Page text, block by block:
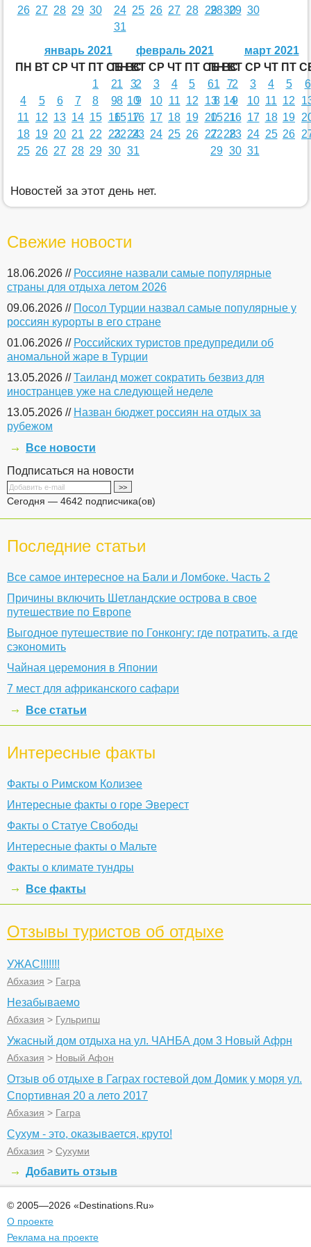
26 27 28 29 30
24 25 26 27 28 29 30
31
28 29 30
январь 2021
ПН ВТ СР ЧТ ПТ СБ ВС
1
2
3
4
5 6 7 8 9
10
11
12 13 14 15 16
17
18 19 20 21 22 23
24
25 26 27 28 29 30 31
февраль 2021
ПН ВТ СР ЧТ ПТ СБ ВС
1
2 3 4 5 6
7
8
9 10 11 12 13
14
15 16 17 18 19 20
21
22 23 24 25 26 27 28
март 2021
ПН ВТ СР ЧТ ПТ
1
2 3 4 5
6
8
9 10 11 12
15 16 17 18 19
22 23 24 25 26
29 30 31
Новостей за этот день нет.
Свежие новости
18.06.2026 // Россияне назвали самые популярные
страны для отдыха летом 2026
09.06.2026 // Посол Турции назвал самые популярные у
россиян курорты в его стране
01.06.2026 // Российских туристов предупредили об
аномальной жаре в Турции
13.05.2026 //Таиланд может сократить безвиз для
иностранцев уже на следующей неделе
13.05.2026 // Назван бюджет россиян на отдых за
рубежом
Все новости
Подписаться на новости
Сегодня — 4642 подписчика(ов)
Последние статьи
Все самое интересное на Бали и Ломбоке. Часть 2
Причины включить Шетландские острова в свое
путешествие по Европе
Выгодное путешествие по Гонконгу: где потратить, а где
сэкономить
Чайная церемония в Японии
7 мест для африканского сафари
Все статьи
Интересные факты
Факты о Римском Колизее
Интересные факты о горе Эверест
Факты о Статуе Свободы
Интересные факты о Мальте
Факты о климате тундры
Все факты
Отзывы туристов об отдыхе
УЖАС!!!!!!!
Абхазия > Гагра
Незабываемо
Абхазия > Гульрипш
Ужасный дом отдыха на ул. ЧАНБА дом 3 Новый Афрн
Абхазия > Новый Афон
Отзыв об отдыхе в Гаграх гостевой дом Домик у моря ул.
Спортивная 20 а лето 2017
Абхазия > Гагра
Сухум - это, оказывается, круто!
Абхазия > Сухуми
Добавить отзыв
© 2005—2026 «Destinations.Ru»
О проекте
Реклама на проекте